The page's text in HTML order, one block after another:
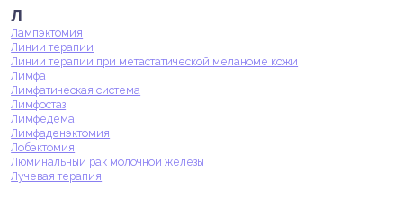
Л
Лампэктомия
Линии терапии
Линии терапии при метастатической меланоме кожи
Лимфа
Лимфатическая система
Лимфостаз
Лимфедема
Лимфаденэктомия
Лобэктомия
Люминальный рак молочной железы
Лучевая терапия